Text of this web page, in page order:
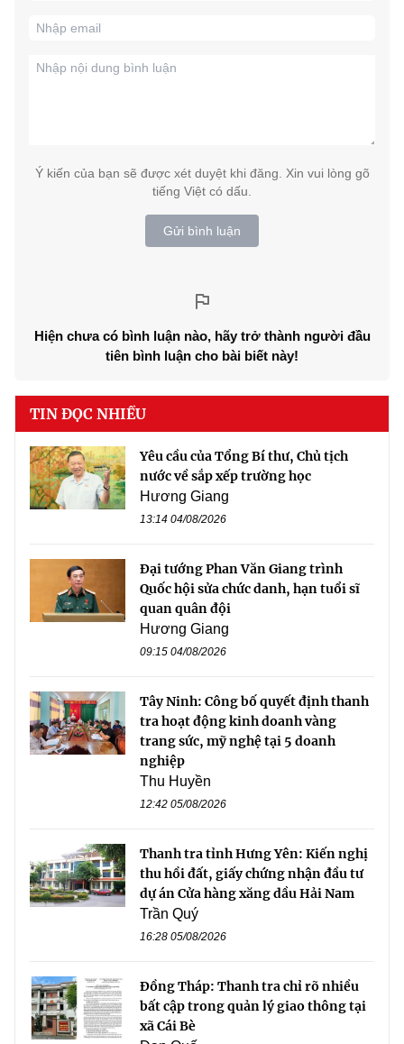
Ý kiến của bạn sẽ được xét duyệt khi đăng. Xin vui lòng gõ
tiếng Việt có dấu.
Gửi bình luận
Hiện chưa có bình luận nào, hãy trở thành người đầu
tiên bình luận cho bài biết này!
TIN ĐỌC NHIỀU
Yêu cầu của Tổng Bí thư, Chủ tịch
nước về sắp xếp trường học
Hương Giang
13:14 04/08/2026
Đại tướng Phan Văn Giang trình
Quốc hội sửa chức danh, hạn tuổi sĩ
quan quân đội
Hương Giang
09:15 04/08/2026
Tây Ninh: Công bố quyết định thanh
tra hoạt động kinh doanh vàng
trang sức, mỹ nghệ tại 5 doanh
nghiệp
Thu Huyền
12:42 05/08/2026
Thanh tra tỉnh Hưng Yên: Kiến nghị
thu hồi đất, giấy chứng nhận đầu tư
dự án Cửa hàng xăng dầu Hải Nam
Trần Quý
16:28 05/08/2026
Đồng Tháp: Thanh tra chỉ rõ nhiều
bất cập trong quản lý giao thông tại
xã Cái Bè